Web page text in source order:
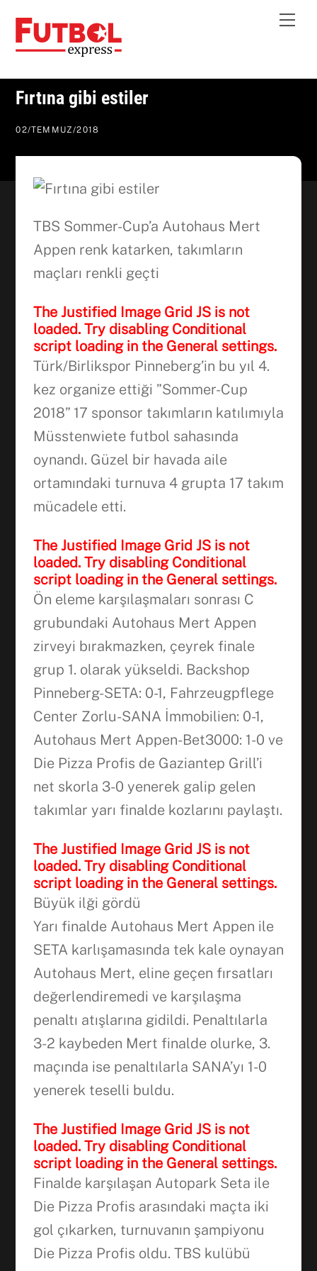
content
Fırtına gibi estiler
02/TEMMUZ/2018
TBS Sommer-Cup’a Autohaus Mert
Appen renk katarken, takımların
maçları renkli geçti
The Justified Image Grid JS is not
loaded. Try disabling Conditional
script loading in the General settings.
Türk/Birlikspor Pinneberg’in bu yıl 4.
kez organize ettiği ”Sommer-Cup
2018” 17 sponsor takımların katılımıyla
Müsstenwiete futbol sahasında
oynandı. Güzel bir havada aile
ortamındaki turnuva 4 grupta 17 takım
mücadele etti.
The Justified Image Grid JS is not
loaded. Try disabling Conditional
script loading in the General settings.
Ön eleme karşılaşmaları sonrası C
grubundaki Autohaus Mert Appen
zirveyi bırakmazken, çeyrek finale
grup 1. olarak yükseldi. Backshop
Pinneberg-SETA: 0-1, Fahrzeugpflege
Center Zorlu-SANA İmmobilien: 0-1,
Autohaus Mert Appen-Bet3000: 1-0 ve
Die Pizza Profis de Gaziantep Grill’i
net skorla 3-0 yenerek galip gelen
takımlar yarı finalde kozlarını paylaştı.
The Justified Image Grid JS is not
loaded. Try disabling Conditional
script loading in the General settings.
Büyük ilği gördü
Yarı finalde Autohaus Mert Appen ile
SETA karlışamasında tek kale oynayan
Autohaus Mert, eline geçen fırsatları
değerlendiremedi ve karşılaşma
penaltı atışlarına gidildi. Penaltılarla
3-2 kaybeden Mert finalde olurke, 3.
maçında ise penaltılarla SANA’yı 1-0
yenerek teselli buldu.
The Justified Image Grid JS is not
loaded. Try disabling Conditional
script loading in the General settings.
Finalde karşılaşan Autopark Seta ile
Die Pizza Profis arasındaki maçta iki
gol çıkarken, turnuvanın şampiyonu
Die Pizza Profis oldu. TBS kulübü
Facebook
WhatsApp